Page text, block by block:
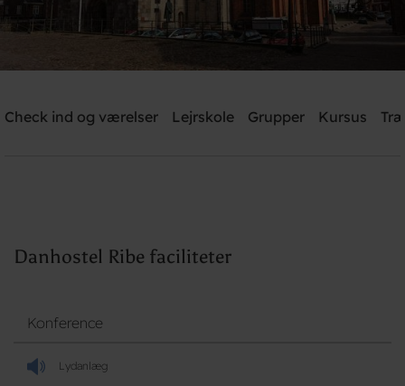
Brug for hjælp? Ring +45 7542 0620
Check ind og værelser Lejrskole Grupper Kursus
Danhostel Ribe faciliteter
Konference
Lydanlæg